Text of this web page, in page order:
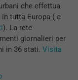
che effettua
tutta Europa ( e
). La rete
giornalieri per
in 36 stati. Visita